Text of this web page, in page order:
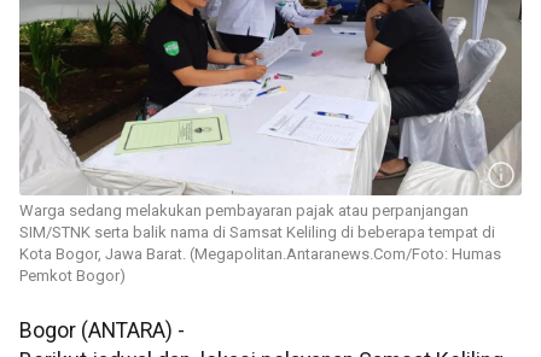
Warga sedang melakukan pembayaran pajak atau perpanjangan
SIM/STNK serta balik nama di Samsat Keliling di beberapa tempat di
Kota Bogor, Jawa Barat. (Megapolitan.Antaranews.Com/Foto: Humas
Pemkot Bogor)
Bogor (ANTARA) -